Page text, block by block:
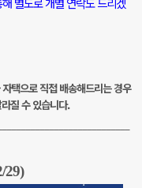
택으로 직접 배송해드리는 경우
질 수 있습니다.
29)